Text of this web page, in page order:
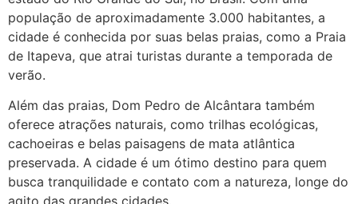
população de aproximadamente 3.000 habitantes, a
cidade é conhecida por suas belas praias, como a Praia
de Itapeva, que atrai turistas durante a temporada de
verão.
Além das praias, Dom Pedro de Alcântara também
oferece atrações naturais, como trilhas ecológicas,
cachoeiras e belas paisagens de mata atlântica
preservada. A cidade é um ótimo destino para quem
busca tranquilidade e contato com a natureza, longe do
(879121**** em
http://www.proaborto.com)
22/05/2026 17:19:15
(879121**** em
http://www.proaborto.com)
Eu acho, não sei